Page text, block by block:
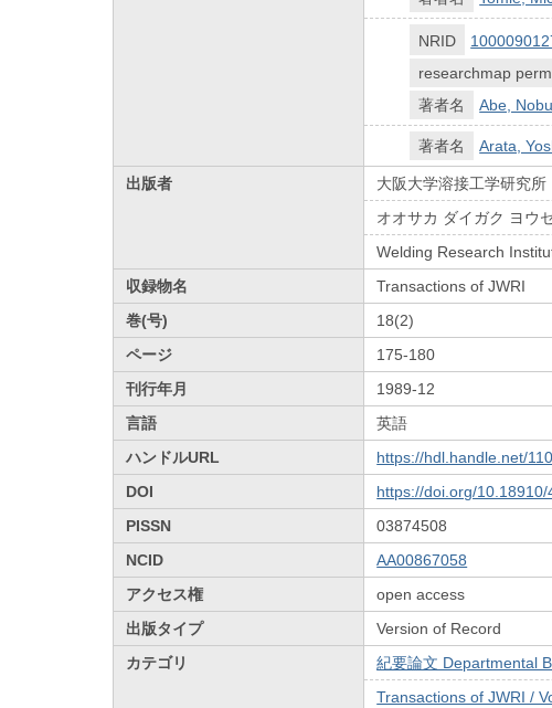
NRID
researchmap
著者名
Abe,
著者名 Arata,
出版者
大阪大学溶接工学研究所
オオサカ ダイガク ヨウ
Welding Research
収録物名
Transactions of JWRI
巻(号)
18(2)
ページ
175-180
刊行年月
1989-12
言語
英語
ハンドルURL
https://hdl.handle.net/
DOI
https://doi.org/10.18910/
PISSN
03874508
NCID
AA00867058
アクセス権
open access
出版タイプ
Version of Record
カテゴリ
紀要論文 Departmental
Transactions of JWRI /